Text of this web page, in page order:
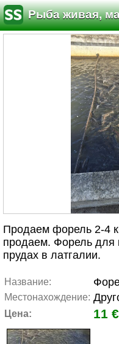
Рыба живая,
Продаем форель 2-4
продаем. Форель для
прудах в латгалии.
Название:
Местонахождение:
Цена: 11 €